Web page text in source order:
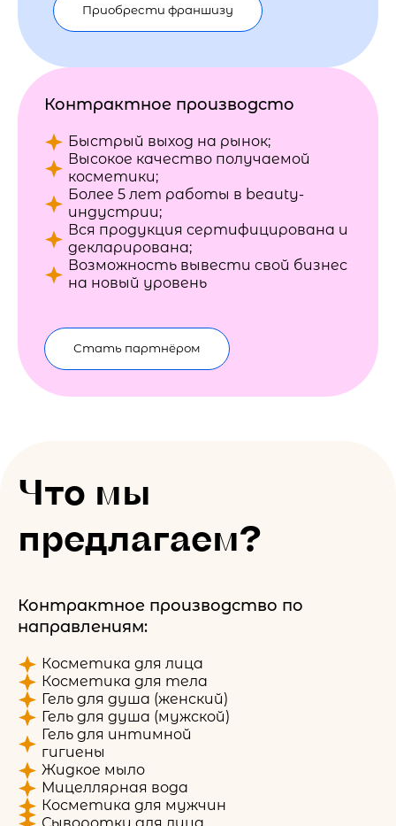
Приобрести франшизу
Контрактное производсто
Быстрый выход на рынок;
Высокое качество получаемой
косметики;
Более 5 лет работы в beauty-
индустрии;
Вся продукция сертифицирована и
декларирована;
Возможность вывести свой бизнес
на новый уровень
Стать партнёром
Что мы
предлагаем?
Контрактное производство по
направлениям:
Косметика для лица
Косметика для тела
Гель для душа (женский)
Гель для душа (мужской)
Гель для интимной
гигиены
Жидкое мыло
Мицеллярная вода
Косметика для мужчин